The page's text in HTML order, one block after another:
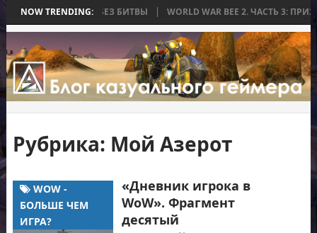
NOW TRENDING:
ЗАКОНЧИЛАСЬ БЕЗ БИТВЫ WORLD WAR BEE 2. ЧАСТЬ 3:
Рубрика: Мой Азерот
WOW -
БОЛЬШЕ ЧЕМ
ИГРА?
«Дневник игрока в
WoW». Фрагмент
десятый